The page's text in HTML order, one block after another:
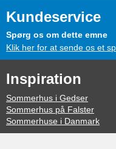
Kundeservice
Spørg os om dette emne
Klik her for at sende os et
Inspiration
Sommerhus i Gedser
Sommerhus på Falster
Sommerhuse i Danmark